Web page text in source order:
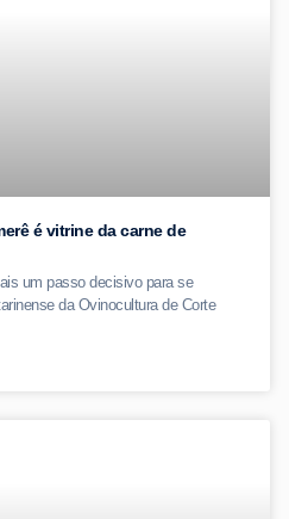
é vitrine da carne de
um passo decisivo para se
da Ovinocultura de Corte